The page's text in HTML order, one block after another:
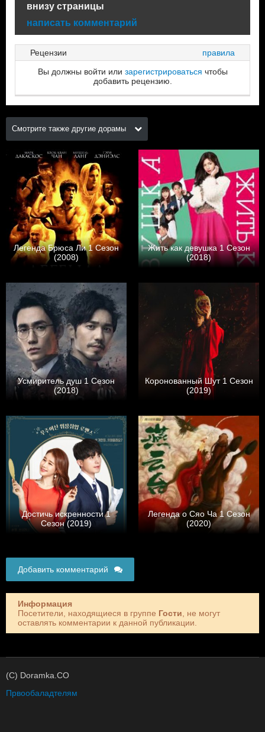
внизу страницы
написать комментарий
Рецензии
правила
Вы должны войти или зарегистрироваться чтобы
добавить рецензию.
Смотрите также другие дорамы
Легенда Брюса Ли 1 Сезон
(2008)
Жить как девушка 1 Сезон
(2018)
Усмиритель душ 1 Сезон
(2018)
Коронованный Шут 1 Сезон
(2019)
Достичь искренности 1
Сезон (2019)
Легенда о Сяо Ча 1 Сезон
(2020)
Добавить комментарий
Информация
Посетители, находящиеся в группе Гости , не могут
оставлять комментарии к данной публикации.
(C) Doramka.CO
Првообаладтелям